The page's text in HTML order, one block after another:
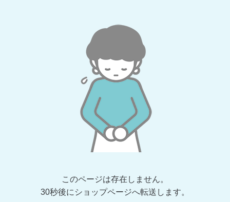
このページは存在しません。
30秒後にショップページへ転送します。